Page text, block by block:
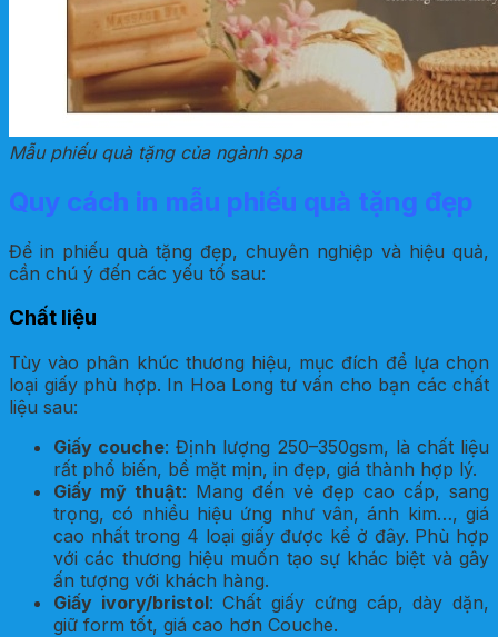
Mẫu phiếu quà tặng của ngành spa
Quy cách in mẫu phiếu quà tặng đẹp
Để in phiếu quà tặng đẹp, chuyên nghiệp và hiệu quả,
cần chú ý đến các yếu tố sau:
Chất liệu
Tùy vào phân khúc thương hiệu, mục đích để lựa chọn
loại giấy phù hợp. In Hoa Long tư vấn cho bạn các chất
liệu sau:
Giấy couche: Định lượng 250–350gsm, là chất liệu
rất phổ biến, bề mặt mịn, in đẹp, giá thành hợp lý.
Giấy mỹ thuật: Mang đến vẻ đẹp cao cấp, sang
trọng, có nhiều hiệu ứng như vân, ánh kim…, giá
cao nhất trong 4 loại giấy được kể ở đây. Phù hợp
với các thương hiệu muốn tạo sự khác biệt và gây
ấn tượng với khách hàng.
Giấy ivory/bristol: Chất giấy cứng cáp, dày dặn,
giữ form tốt, giá cao hơn Couche.